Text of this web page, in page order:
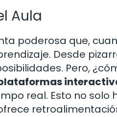
Aula
poderosa que,
Desde
Pero,
real. Esto no solo